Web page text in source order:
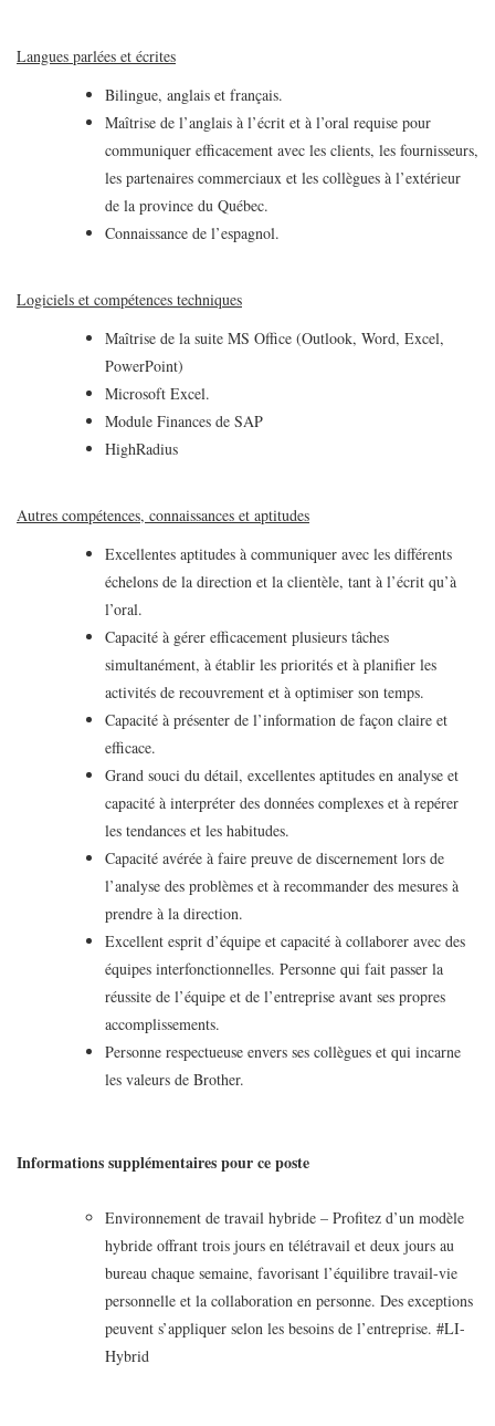
Langues parlées et écrites
Bilingue, anglais et français.
Maîtrise de l’anglais à l’écrit et à l’oral requise pour
communiquer efficacement avec les clients, les fournisseurs,
les partenaires commerciaux et les collègues à l’extérieur
de la province du Québec.
Connaissance de l’espagnol.
Logiciels et compétences techniques
Maîtrise de la suite MS Office (Outlook, Word, Excel,
PowerPoint)
Microsoft Excel.
Module Finances de SAP
HighRadius
Autres compétences, connaissances et aptitudes
Excellentes aptitudes à communiquer avec les différents
échelons de la direction et la clientèle, tant à l’écrit qu’à
l’oral.
Capacité à gérer efficacement plusieurs tâches
simultanément, à établir les priorités et à planifier les
activités de recouvrement et à optimiser son temps.
Capacité à présenter de l’information de façon claire et
efficace.
Grand souci du détail, excellentes aptitudes en analyse et
capacité à interpréter des données complexes et à repérer
les tendances et les habitudes.
Capacité avérée à faire preuve de discernement lors de
l’analyse des problèmes et à recommander des mesures à
prendre à la direction.
Excellent esprit d’équipe et capacité à collaborer avec des
équipes interfonctionnelles. Personne qui fait passer la
réussite de l’équipe et de l’entreprise avant ses propres
accomplissements.
Personne respectueuse envers ses collègues et qui incarne
les valeurs de Brother.
Informations supplémentaires pour ce poste
Environnement de travail hybride – Profitez d’un modèle
hybride offrant trois jours en télétravail et deux jours au
bureau chaque semaine, favorisant l’équilibre travail-vie
personnelle et la collaboration en personne. Des exceptions
peuvent s’appliquer selon les besoins de l’entreprise. #LI-
Hybrid